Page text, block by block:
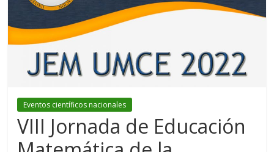
Eventos científicos nacionales
VIII Jornada de Educación